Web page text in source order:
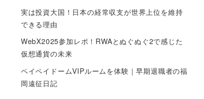
実は投資大国！日本の経常収支が世界上位を維持
できる理由
WebX2025参加レポ！RWAとぬぐぬぐ2で感じた
仮想通貨の未来
ペイペイドームVIPルームを体験｜早期退職者の福
岡遠征日記